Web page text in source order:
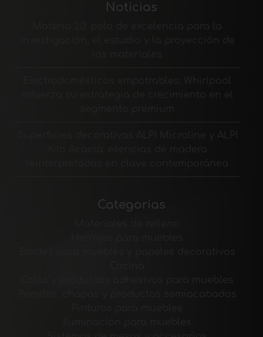
Noticias
Categorias